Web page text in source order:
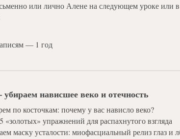
нависшее веко и отечность
по косточкам: почему у вас нависло веко?
упражнений для распахнутого взгляда
маску усталости: миофасциальный релиз глаз и
или лично Алене на следующем уроке или в
— 1 год